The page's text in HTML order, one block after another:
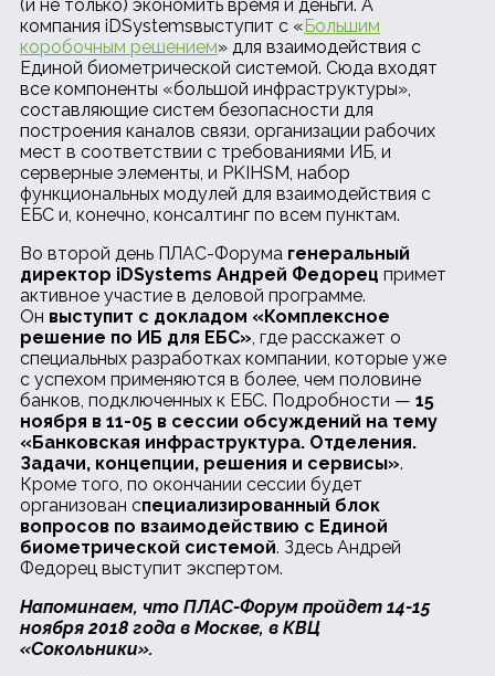
(и не только) экономить время и деньги. А
компания iDSystemsвыступит с « Большим
коробочным решением» для взаимодействия с
Единой биометрической системой. Сюда входят
все компоненты «большой инфраструктуры»,
составляющие систем безопасности для
построения каналов связи, организации рабочих
мест в соответствии с требованиями ИБ, и
серверные элементы, и PKIHSM, набор
функциональных модулей для взаимодействия с
ЕБС и, конечно, консалтинг по всем пунктам.
Во второй день ПЛАС-Форума генеральный
директор iDSystems Андрей Федорец примет
активное участие в деловой программе.
Он выступит с докладом «Комплексное
решение по ИБ для ЕБС», где расскажет о
специальных разработках компании, которые уже
с успехом применяются в более, чем половине
банков, подключенных к ЕБС. Подробности — 15
ноября в 11-05 в сессии обсуждений на тему
«Банковская инфраструктура. Отделения.
Задачи, концепции, решения и сервисы».
Кроме того, по окончании сессии будет
организован специализированный блок
вопросов по взаимодействию с Единой
биометрической системой. Здесь Андрей
Федорец выступит экспертом.
Напоминаем, что ПЛАС-Форум пройдет 14-15
ноября 2018 года в Москве, в КВЦ
«Сокольники».